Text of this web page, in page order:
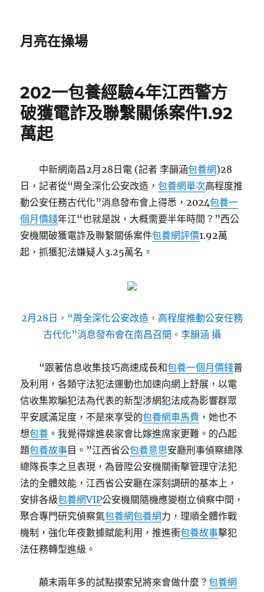
月亮在操場
202一包養經驗4年江西警方
破獲電詐及聯繫關係案件1.92
萬起
中新網南昌2月28日電 (記者 李韻涵包養網)28
日，記者從“周全深化公安改造，包養網單次高程度推
動公安任務古代化”消息發布會上得悉，2024包養一
個月價錢年江“也就是說，大概需要半年時間？”西公
安機關破獲電詐及聯繫關係案件包養網評價1.92萬
起，抓獲犯法嫌疑人3.25萬名。
2月28日，“周全深化公安改造，高程度推動公安任務
古代化”消息發布會在南昌召開。李韻涵 攝
“跟著信息收集技巧高速成長和包養一個月價錢普
及利用，各類守法犯法運動也加速向網上舒展，以電
信收集欺騙犯法為代表的新型涉網犯法成為影響群眾
平安感滿足度，不是來享受的包養網車馬費 ，她也不
想包養 。我覺得嫁進裴家會比嫁進席家更難。的凸起
題包養故事目。”江西省公包養意思安廳刑事偵察總隊
總隊長李之旦表現，為晉陞公安機關衝擊管理守法犯
法的全體效能，江西省公安廳在深刻調研的基本上，
安排各級包養網VIP公安機關隨機應變樹立偵察中間，
聚合專門研究偵察氣包養網包養網力，理順全體作戰
機制，強化年夜數據賦能利用，推進衝包養故事擊犯
法任務轉型進級。
顛末兩年多的試點摸索兒將來會做什麼？包養網